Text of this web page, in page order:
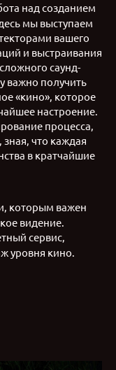
над созданием
мы выступаем
вашего
и выстраивания
саунд-
важно получить
«кино», которое
настроение.
процесса,
что каждая
в кратчайшие
которым важен
видение.
сервис,
уровня кино.